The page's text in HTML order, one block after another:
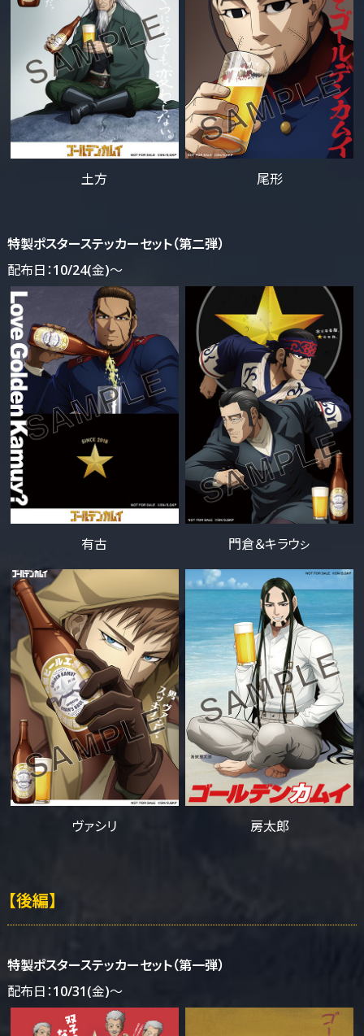
土方 尾形
特製ポスターステッカーセット（第二弾）
配布日：10/24(金)～
有古 門倉＆キラウㇱ
ヴァシリ 房太郎
【後編】
特製ポスターステッカーセット（第一弾）
配布日：10/31(金)～